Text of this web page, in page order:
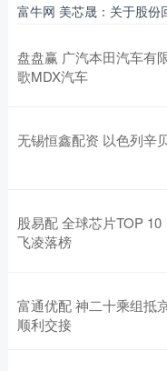
富牛网 美芯晟：关于股份
盘盘赢 广汽本田汽车有
歌MDX汽车
无锡恒鑫配资 以色列辛
股易配 全球芯片TOP
飞凌落榜
富通优配 神二十乘组抵
顺利交接